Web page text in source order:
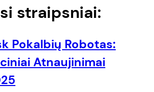
straipsniai:
Pokalbių Robotas:
Atnaujinimai